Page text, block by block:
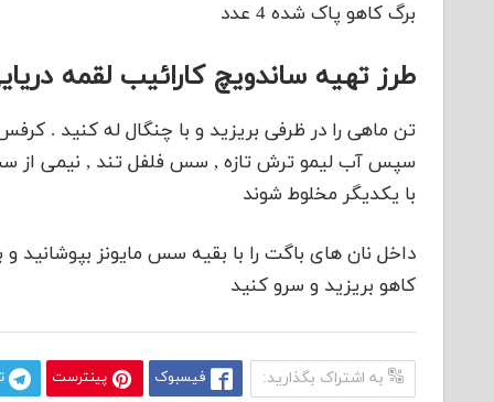
برگ کاهو پاک شده 4 عدد
طرز تهیه ساندویچ کارائیب لقمه
تن ماهی را در ظرفی بریزید و با چنگال له کنید .
سپس آب لیمو ترش تازه , سس فلفل تند , نیمی از سس
با یکدیگر مخلوط شوند
داخل نان های باگت را با بقیه سس مایونز
کاهو بریزید و سرو کنید
به اشتراک بگذارید: فیسبوک پینترست